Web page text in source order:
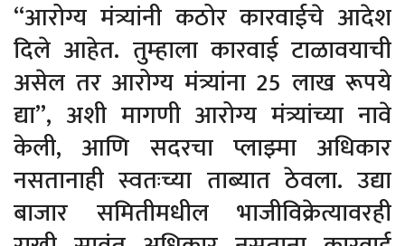
“आरोग्य मंत्र्यांनी कठोर कारवाईचे आदेश
दिले आहेत. तुम्हाला कारवाई टाळावयाची
असेल तर आरोग्य मंत्र्यांना 25 लाख रूपये
द्या”, अशी मागणी आरोग्य मंत्र्यांच्या नावे
केली, आणि सदरचा प्लाझ्मा अधिकार
नसतानाही स्वतःच्या ताब्यात ठेवला. उद्या
बाजार समितीमधील भाजीविक्रेत्यावरही